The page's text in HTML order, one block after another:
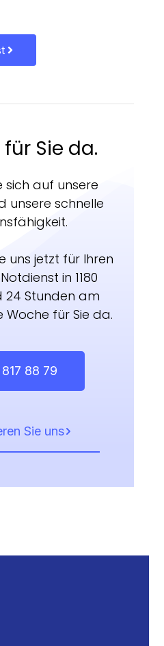
Sie da.
sich auf unsere
unsere schnelle
uns jetzt für Ihren
in 1180
24 Stunden am
Woche für Sie da.
817 88 79
Sie uns